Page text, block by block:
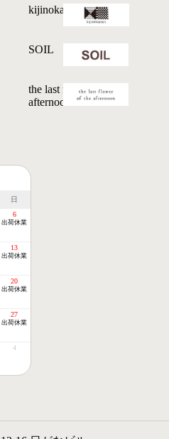
kijinokanosei
SOIL
the last flower of the
afternoon
日
6
出荷休業
13
出荷休業
20
出荷休業
27
出荷休業
4